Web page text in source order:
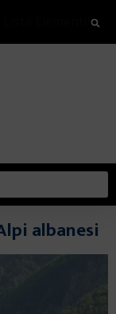
albanesi